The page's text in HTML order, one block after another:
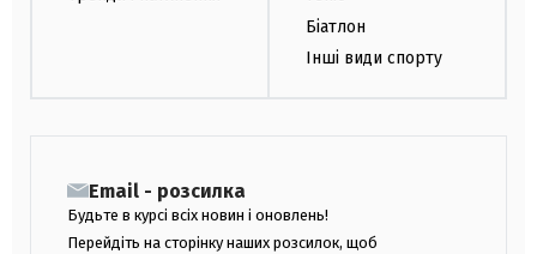
Біатлон
Інші види спорту
Email - розсилка
Будьте в курсі всіх новин і оновлень!
Перейдіть на сторінку наших розсилок, щоб